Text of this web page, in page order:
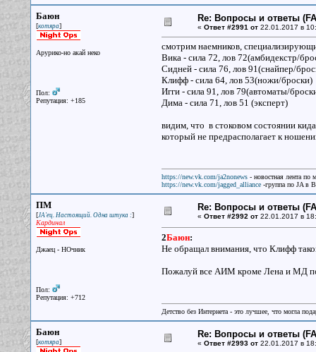
Баюн
[котяра]
Арурико-но акай неко
Пол:
Репутация: +185
Re: Вопросы и ответы
« Ответ #2991 от22.01.2017 в
смотрим наемников,
Вика - сила 72, лов 72(амбидекстр/
Сидней - сила 76, лов 91(снайпер/
Клифф - сила 64, лов 53(ножи/броски)
Игги - сила 91, лов 79(автоматы/
Дима - сила 71, лов 51 (эксперт)
видим, что в стоковом состоянии
который не предрасполагает к
https://new.vk.com/ja2nonews- новостная лента по
https://new.vk.com/jagged_alliance-группа по JA в
ПМ
[JA'ец. Настоящий. Одна штука :]
Кардинал
Джаец - НОчник
Пол:
Репутация: +712
Re: Вопросы и ответы
« Ответ #2992 от22.01.2017 в
2Баюн:
Не обращал внимания, что Клифф
Пожалуй все АИМ кроме Лена и МД
Детство без Интернета - это лучшее, что могла
Баюн
[котяра]
Re: Вопросы и ответы
« Ответ #2993 от22.01.2017 в